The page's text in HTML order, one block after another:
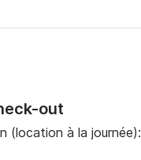
out
(location à la journée):